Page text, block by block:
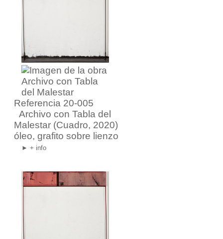
Referencia 20-005
Archivo con Tabla del
Malestar (Cuadro, 2020)
óleo, grafito sobre lienzo
► + info